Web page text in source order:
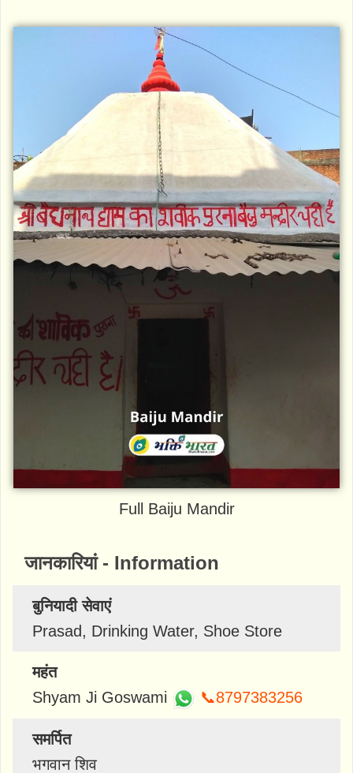
Full Baiju Mandir
जानकारियां - Information
बुनियादी सेवाएं
Prasad, Drinking Water, Shoe Store
महंत
Shyam Ji Goswami
📞8797383256
समर्पित
भगवान शिव